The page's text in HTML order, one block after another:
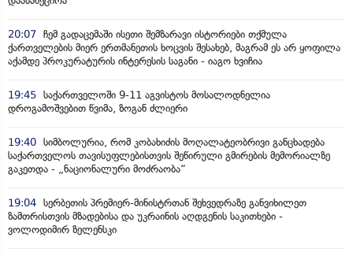
20:07 ჩემ გადაცემაში ისეთი შემზარავი ისტორიები თქმულა
ქართველების მიერ ერთმანეთის ხოცვის შესახებ, მაგრამ ეს არ ყოფილა
აქამდე პროკურატურის ინტერესის საგანი - იაგო ხვიჩია
19:45 საქართველოში 9-11 აგვისტოს მოსალოდნელია
დროგამოშვებით წვიმა, ზოგან ძლიერი
19:40 სიმბოლურია, რომ კობახიძის მოღალატეობრივი განცხადება
საქართველოს თავისუფლებისთვის შეწირული გმირების მემორიალზე
გაკეთდა - „ნაციონალური მოძრაობა“
19:04 სერბეთის პრემიერ-მინისტრთან შეხვედრაზე განვიხილეთ
ზამთრისთვის მზადებისა და უკრაინის აღდგენის საკითხები -
ვოლოდიმირ ზელენსკი